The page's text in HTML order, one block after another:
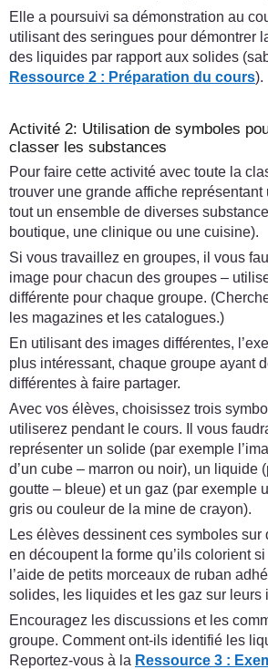
Elle a poursuivi sa démonstration au
utilisant des seringues pour démontrer
des liquides par rapport aux solides
Ressource 2 : Préparation du cours).
Activité 2: Utilisation de symboles
classer les substances
Pour faire cette activité avec toute la
trouver une grande affiche représentant
tout un ensemble de diverses
boutique, une clinique ou une cuisine).
Si vous travaillez en groupes, il vous
image pour chacun des groupes –
différente pour chaque groupe.
les magazines et les catalogues.)
En utilisant des images différentes,
plus intéressant, chaque groupe ayant
différentes à faire partager.
Avec vos élèves, choisissez trois
utiliserez pendant le cours. Il vous
représenter un solide (par exemple
d’un cube – marron ou noir), un liquide
goutte – bleue) et un gaz (par exemple
gris ou couleur de la mine de crayon).
Les élèves dessinent ces symboles sur
en découpent la forme qu’ils colorient
l’aide de petits morceaux de ruban
solides, les liquides et les gaz sur leurs
Encouragez les discussions et les
groupe. Comment ont-ils identifié les
Reportez-vous à la Ressource 3 :